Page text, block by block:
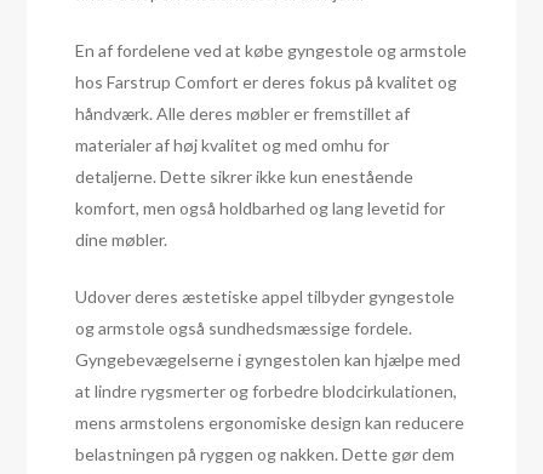
En af fordelene ved at købe gyngestole og armstole
hos Farstrup Comfort er deres fokus på kvalitet og
håndværk. Alle deres møbler er fremstillet af
materialer af høj kvalitet og med omhu for
detaljerne. Dette sikrer ikke kun enestående
komfort, men også holdbarhed og lang levetid for
dine møbler.
Udover deres æstetiske appel tilbyder gyngestole
og armstole også sundhedsmæssige fordele.
Gyngebevægelserne i gyngestolen kan hjælpe med
at lindre rygsmerter og forbedre blodcirkulationen,
mens armstolens ergonomiske design kan reducere
belastningen på ryggen og nakken. Dette gør dem